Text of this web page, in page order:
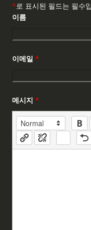
*로 표시된 필드는 필수
이름
이메일 *
메시지 *